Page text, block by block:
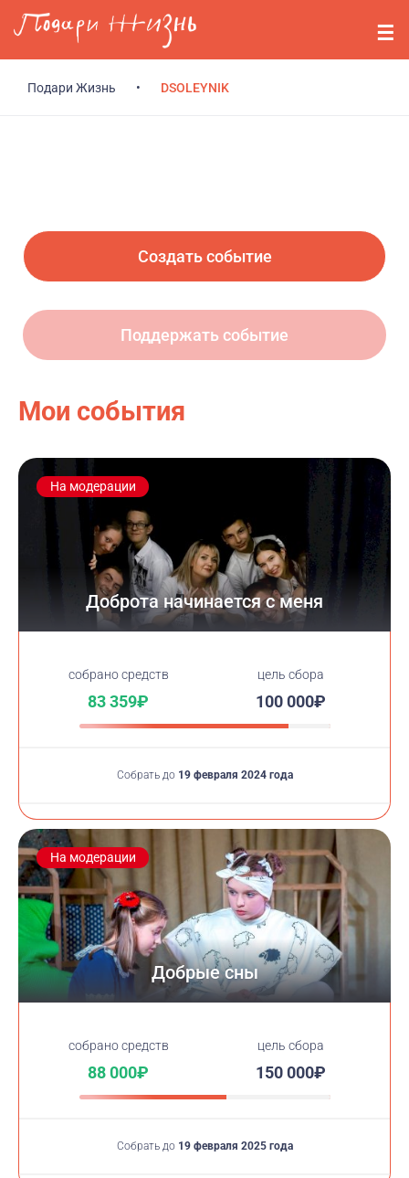
Перейти к основному содержанию
События
Войти
Подари Жизнь • DSOLEYNIK
Создать событие
Поддержать событие
Мои события
На модерации
Доброта начинается с меня
cобрано средств
83 359₽
цель сбора
100 000₽
Собрать до 19 февраля 2024 года
На модерации
Добрые сны
cобрано средств
88 000₽
цель сбора
150 000₽
Собрать до 19 февраля 2025 года